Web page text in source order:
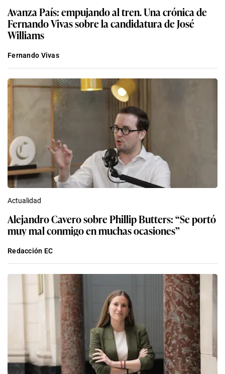
Avanza País: empujando al tren. Una crónica de
Fernando Vivas sobre la candidatura de José
Williams
Fernando Vivas
Actualidad
Alejandro Cavero sobre Phillip Butters: “Se portó
muy mal conmigo en muchas ocasiones”
Redacción EC